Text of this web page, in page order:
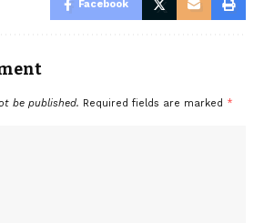
Facebook
be published. Required fields are marked *